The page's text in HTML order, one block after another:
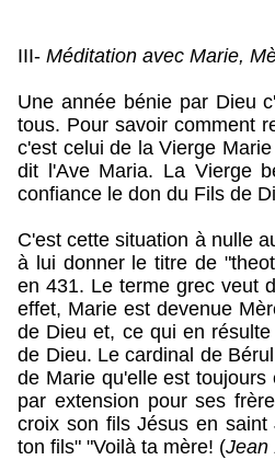
III-Méditation avec Marie,
Une année bénie par Dieu
tous. Pour savoir comment
c'est celui de la Vierge
dit l'Ave Maria. La Vierge
confiance le don du Fils de
C'est cette situation à nulle
à lui donner le titre de
en 431. Le terme grec veut
effet, Marie est devenue
de Dieu et, ce qui en
de Dieu. Le cardinal de
de Marie qu'elle est
par extension pour ses
croix son fils Jésus en
ton fils" "Voilà ta mère! (Jean